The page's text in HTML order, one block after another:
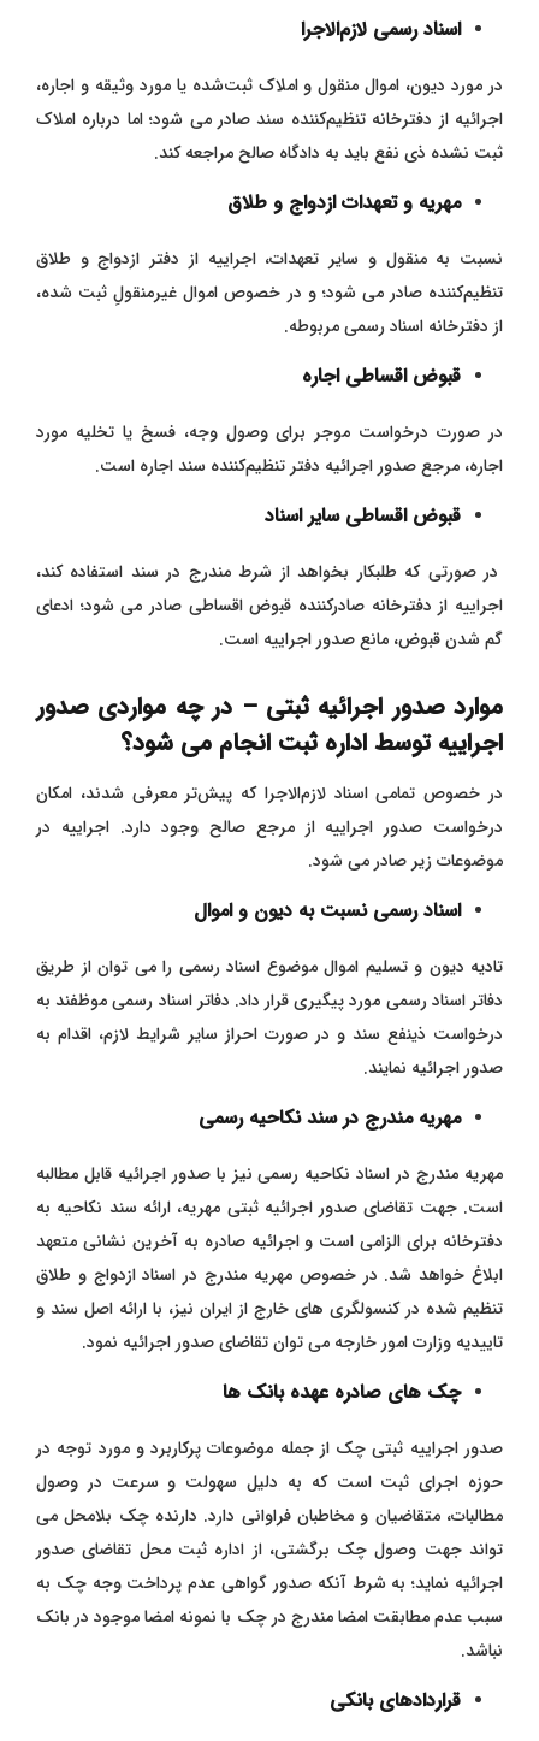
اسناد رسمی لازم‌الاجرا
در مورد دیون، اموال منقول و املاک ثبت‌شده یا مورد وثیقه و اجاره،
اجرائیه از دفترخانه تنظیم‌کننده سند صادر می‌ شود؛ اما درباره املاک
ثبت ‌نشده ذی‌ نفع باید به دادگاه صالح مراجعه کند.
مهریه و تعهدات ازدواج و طلاق
نسبت به منقول و سایر تعهدات، اجراییه از دفتر ازدواج و طلاق
تنظیم‌کننده صادر می‌ شود؛ و در خصوص اموال غیرمنقولِ ثبت ‌شده،
از دفترخانه اسناد رسمی مربوطه.
قبوض اقساطی اجاره
در صورت درخواست موجر برای وصول وجه، فسخ یا تخلیه مورد
اجاره، مرجع صدور اجرائیه دفتر تنظیم‌کننده سند اجاره است.
قبوض اقساطی سایر اسناد
در صورتی که طلبکار بخواهد از شرط مندرج در سند استفاده کند،
اجراییه از دفترخانه صادرکننده قبوض اقساطی صادر می‌ شود؛ ادعای
گم‌ شدن قبوض، مانع صدور اجراییه است.
موارد صدور اجرائیه ثبتی – در چه مواردی صدور
اجراییه توسط اداره ثبت انجام می شود؟
در خصوص تمامی اسناد لازم‌الاجرا که پیش‌تر معرفی شدند، امکان
درخواست صدور اجراییه از مرجع صالح وجود دارد. اجراییه در
موضوعات زیر صادر می‌ شود.
اسناد رسمی نسبت به دیون و اموال
تادیه دیون و تسلیم اموال موضوع اسناد رسمی را می توان از طریق
دفاتر اسناد رسمی مورد پیگیری قرار داد. دفاتر اسناد رسمی موظفند به
درخواست ذینفع سند و در صورت احراز سایر شرایط لازم، اقدام به
صدور اجرائیه نمایند.
مهریه مندرج در سند نکاحیه رسمی
مهریه مندرج در اسناد نکاحیه رسمی نیز با صدور اجرائیه قابل مطالبه
است. جهت تقاضای صدور اجرائیه ثبتی مهریه، ارائه سند نکاحیه به
دفترخانه برای الزامی است و اجرائیه صادره به آخرین نشانی متعهد
ابلاغ خواهد شد. در خصوص مهریه مندرج در اسناد ازدواج و طلاق
تنظیم شده در کنسولگری های خارج از ایران نیز، با ارائه اصل سند و
تاییدیه وزارت امور خارجه می توان تقاضای صدور اجرائیه نمود.
چک های صادره عهده بانک ها
صدور اجراییه ثبتی چک از جمله موضوعات پرکاربرد و مورد توجه در
حوزه اجرای ثبت است که به دلیل سهولت و سرعت در وصول
مطالبات، متقاضیان و مخاطبان فراوانی دارد. دارنده چک بلامحل می
تواند جهت وصول چک برگشتی، از اداره ثبت محل تقاضای صدور
اجرائیه نماید؛ به شرط آنکه صدور گواهی عدم پرداخت وجه چک به
سبب عدم مطابقت امضا مندرج در چک با نمونه امضا موجود در بانک
نباشد.
قراردادهای بانکی